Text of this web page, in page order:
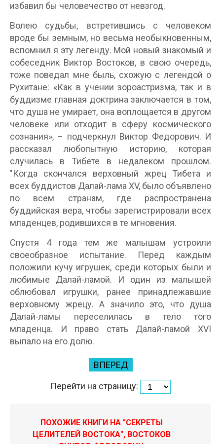
избавил бы человечество от невзгод.
Волею судьбы, встретившись с человеком
вроде бы земным, но весьма необыкновенным,
вспомнил я эту легенду. Мой новый знакомый и
собеседник Виктор Востоков, в свою очередь,
тоже поведал мне быль, схожую с легендой о
Рухитане: «Как в учении зороастризма, так и в
буддизме главная доктрина заключается в том,
что душа не умирает, она воплощается в другом
человеке или отходит в сферу космического
сознания», – подчеркнул Виктор Федорович. И
рассказал любопытную историю, которая
случилась в Тибете в недалеком прошлом.
"Когда скончался верховный жрец Тибета и
всех буддистов Далай-лама XV, было объявлено
по всем странам, где распространена
буддийская вера, чтобы зарегистрировали всех
младенцев, родившихся в те мгновения.
Спустя 4 года тем же малышам устроили
своеобразное испытание. Перед каждым
положили кучу игрушек, среди которых были и
любимые Далай-ламой. И один из малышей
облюбовал игрушки, ранее принадлежавшие
верховному жрецу. А значило это, что душа
Далай-ламы переселилась в тело того
младенца. И право стать Далай-ламой XVI
выпало на его долю.
ВПЕРЕД
Перейти на страницу:
ПОХОЖИЕ КНИГИ НА "СЕКРЕТЫ
ЦЕЛИТЕЛЕЙ ВОСТОКА", ВОСТОКОВ